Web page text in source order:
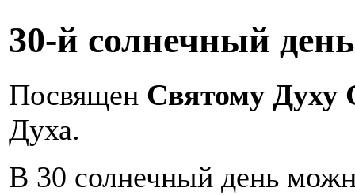
30-й солнечный день
Посвящен Святому
Духа.
В 30 солнечный день